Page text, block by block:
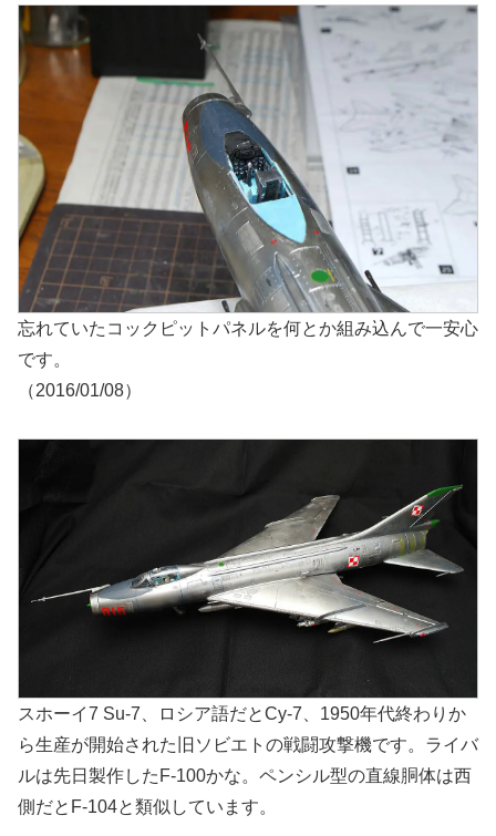
忘れていたコックピットパネルを何とか組み込んで一安心
です。
（2016/01/08）
スホーイ7 Su-7、ロシア語だとCy-7、1950年代終わりか
ら生産が開始された旧ソビエトの戦闘攻撃機です。ライバ
ルは先日製作したF-100かな。ペンシル型の直線胴体は西
側だとF-104と類似しています。